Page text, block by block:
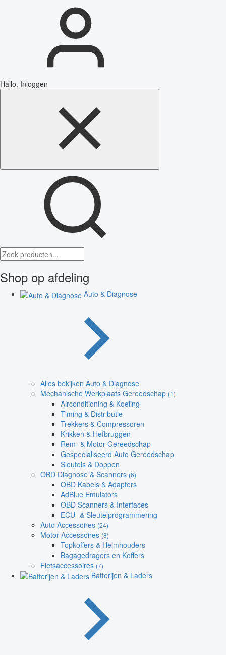
Hallo, Inloggen
Shop op afdeling
Auto & Diagnose
Alles bekijken Auto & Diagnose
Mechanische Werkplaats Gereedschap (1)
Airconditioning & Koeling
Timing & Distributie
Trekkers & Compressoren
Krikken & Hefbruggen
Rem- & Motor Gereedschap
Gespecialiseerd Auto Gereedschap
Sleutels & Doppen
OBD Diagnose & Scanners (6)
OBD Kabels & Adapters
AdBlue Emulators
OBD Scanners & Interfaces
ECU- & Sleutelprogrammering
Auto Accessoires (24)
Motor Accessoires (8)
Topkoffers & Helmhouders
Bagagedragers en Koffers
Fietsaccessoires (7)
Batterijen & Laders